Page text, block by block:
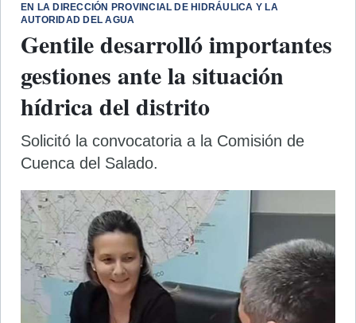
​EN LA DIRECCIÓN PROVINCIAL DE HIDRÁULICA Y LA
AUTORIDAD DEL AGUA
Gentile desarrolló importantes
gestiones ante la situación
hídrica del distrito
Solicitó la convocatoria a la Comisión de
Cuenca del Salado.